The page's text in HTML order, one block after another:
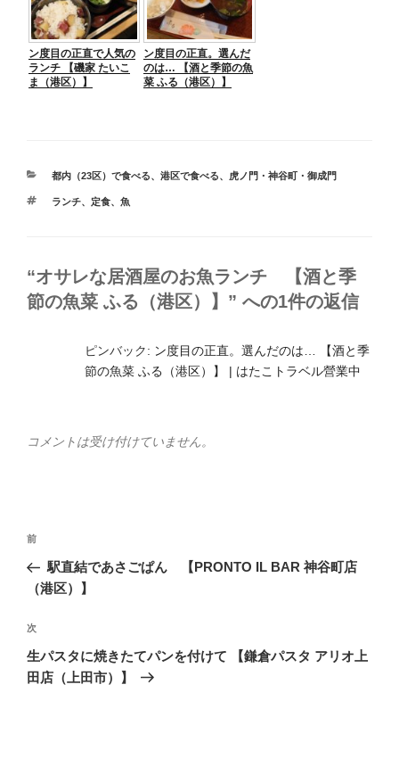
ン度目の正直で人気の
ランチ 【磯家 たいこ
ま（港区）】
ン度目の正直。選んだ
のは… 【酒と季節の魚
菜 ふる（港区）】
カ
ゴ
都内（23区）で食べる、 港区で食べる、 虎ノ門・神谷町・御成門
タ
ランチ、 定食、 魚
“オサレな居酒屋のお魚ランチ 【酒と季
節の魚菜 ふる（港区）】” への1件の返信
ピンバック: ン度目の正直。選んだのは… 【酒と季
節の魚菜 ふる（港区）】 | はたこトラベル營業中
コメントは受け付けていません。
投
ナ
ゲ
ー
シ
前
の
投
前
駅直結であさごぱん 【PRONTO IL BAR 神谷町店
（港区）】
次
の
投
次
生パスタに焼きたてパンを付けて 【鎌倉パスタ アリオ上
田店（上田市）】